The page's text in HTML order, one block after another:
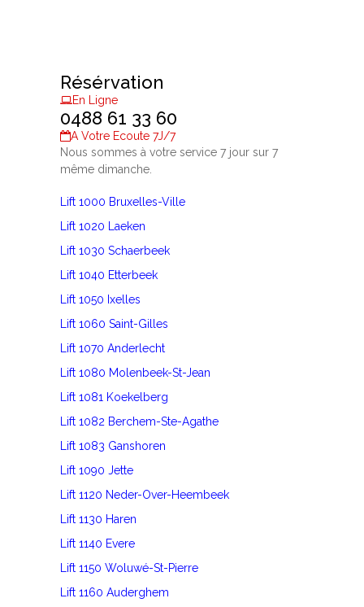
Résérvation
En Ligne
0488 61 33 60
A Votre Ecoute 7J/7
Nous sommes à votre service 7 jour sur 7
même dimanche.
Lift 1000 Bruxelles-Ville
Lift 1020 Laeken
Lift 1030 Schaerbeek
Lift 1040 Etterbeek
Lift 1050 Ixelles
Lift 1060 Saint-Gilles
Lift 1070 Anderlecht
Lift 1080 Molenbeek-St-Jean
Lift 1081 Koekelberg
Lift 1082 Berchem-Ste-Agathe
Lift 1083 Ganshoren
Lift 1090 Jette
Lift 1120 Neder-Over-Heembeek
Lift 1130 Haren
Lift 1140 Evere
Lift 1150 Woluwé-St-Pierre
Lift 1160 Auderghem